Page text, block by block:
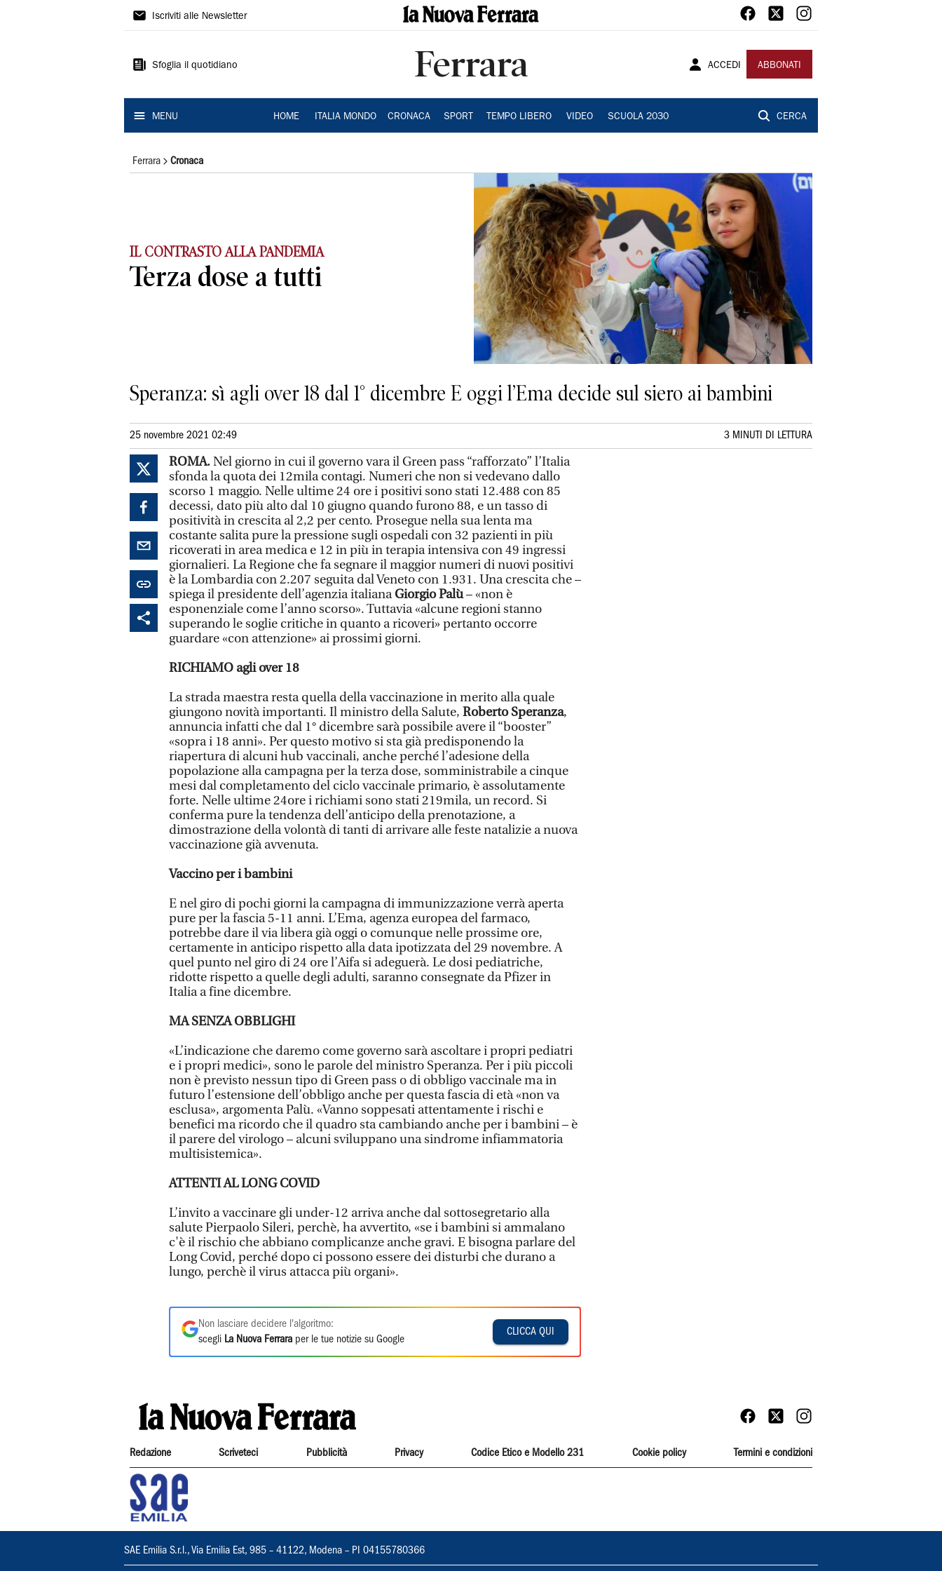
La
Ferrara
Iscriviti alle Newsletter
Sfoglia il quotidiano Ferrara ACCEDI ABBONATI
MENU HOME ITALIA MONDO CRONACA SPORT TEMPO LIBERO VIDEO SCUOLA 2030 CERCA
Ferrara Cronaca
IL CONTRASTO ALLA PANDEMIA
Terza dose a tutti
Speranza: sì agli over 18 dal 1° dicembre E oggi l’Ema decide sul siero ai bambini
25 novembre 2021 02:49 3 MINUTI DI LETTURA
ROMA.Nel giorno in cui il governo vara il Green pass “rafforzato” l’Italia
sfonda la quota dei 12mila contagi. Numeri che non si vedevano dallo
scorso 1 maggio. Nelle ultime 24 ore i positivi sono stati 12.488 con 85
decessi, dato più alto dal 10 giugno quando furono 88, e un tasso di
positività in crescita al 2,2 per cento. Prosegue nella sua lenta ma
costante salita pure la pressione sugli ospedali con 32 pazienti in più
ricoverati in area medica e 12 in più in terapia intensiva con 49 ingressi
giornalieri. La Regione che fa segnare il maggior numeri di nuovi positivi
è la Lombardia con 2.207 seguita dal Veneto con 1.931. Una crescita che –
spiega il presidente dell’agenzia italianaGiorgio Palù– «non è
esponenziale come l’anno scorso». Tuttavia «alcune regioni stanno
superando le soglie critiche in quanto a ricoveri» pertanto occorre
guardare «con attenzione» ai prossimi giorni.
RICHIAMO agli over 18
La strada maestra resta quella della vaccinazione in merito alla quale
giungono novità importanti. Il ministro della Salute, Roberto Speranza,
annuncia infatti che dal 1° dicembre sarà possibile avere il “booster”
«sopra i 18 anni». Per questo motivo si sta già predisponendo la
riapertura di alcuni hub vaccinali, anche perché l’adesione della
popolazione alla campagna per la terza dose, somministrabile a cinque
mesi dal completamento del ciclo vaccinale primario, è assolutamente
forte. Nelle ultime 24ore i richiami sono stati 219mila, un record. Si
conferma pure la tendenza dell’anticipo della prenotazione, a
dimostrazione della volontà di tanti di arrivare alle feste natalizie a nuova
vaccinazione già avvenuta.
Vaccino per i bambini
E nel giro di pochi giorni la campagna di immunizzazione verrà aperta
pure per la fascia 5-11 anni. L’Ema, agenza europea del farmaco,
potrebbe dare il via libera già oggi o comunque nelle prossime ore,
certamente in anticipo rispetto alla data ipotizzata del 29 novembre. A
quel punto nel giro di 24 ore l’Aifa si adeguerà. Le dosi pediatriche,
ridotte rispetto a quelle degli adulti, saranno consegnate da Pfizer in
Italia a fine dicembre.
MA SENZA OBBLIGHI
«L’indicazione che daremo come governo sarà ascoltare i propri pediatri
e i propri medici», sono le parole del ministro Speranza. Per i più piccoli
non è previsto nessun tipo di Green pass o di obbligo vaccinale ma in
futuro l’estensione dell’obbligo anche per questa fascia di età «non va
esclusa», argomenta Palù. «Vanno soppesati attentamente i rischi e
benefici ma ricordo che il quadro sta cambiando anche per i bambini – è
il parere del virologo – alcuni sviluppano una sindrome infiammatoria
multisistemica».
ATTENTI AL LONG COVID
L’invito a vaccinare gli under-12 arriva anche dal sottosegretario alla
salute Pierpaolo Sileri, perchè, ha avvertito, «se i bambini si ammalano
c'è il rischio che abbiano complicanze anche gravi. E bisogna parlare del
Long Covid, perché dopo ci possono essere dei disturbi che durano a
lungo, perchè il virus attacca più organi».
Non lasciare decidere l'algoritmo:
scegli La Nuova Ferrara per le tue notizie su Google
CLICCA QUI
Redazione Scriveteci Pubblicità Privacy Codice Etico e Modello 231 Cookie policy Termini e condizioni
SAE Emilia S.r.l., Via Emilia Est, 985 – 41122, Modena – PI 04155780366